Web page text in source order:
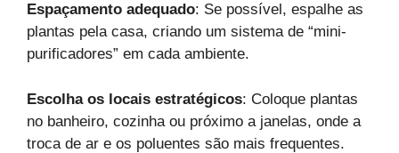
Espaçamento adequado: Se possível, espalhe as
plantas pela casa, criando um sistema de “mini-
purificadores” em cada ambiente.
Escolha os locais estratégicos: Coloque plantas
no banheiro, cozinha ou próximo a janelas, onde a
troca de ar e os poluentes são mais frequentes.